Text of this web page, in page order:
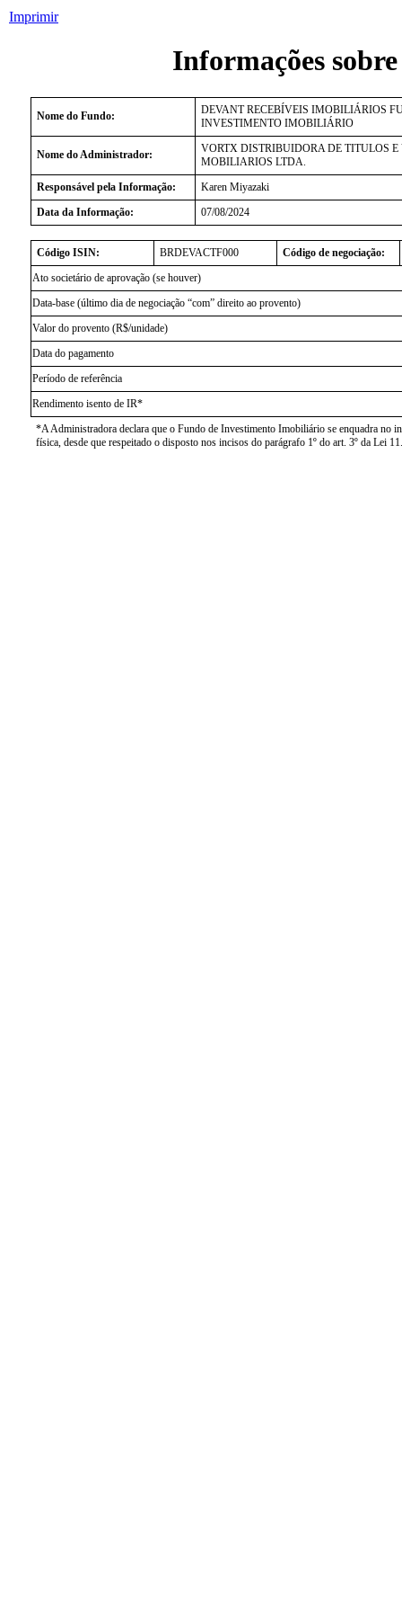
Imprimir
Informações
Nome do Fundo:
DEVANT RECEBÍVEIS IMOBILIÁRIOS
INVESTIMENTO IMOBILIÁRIO
Nome do Administrador:
VORTX DISTRIBUIDORA DE TITULOS E
MOBILIARIOS LTDA.
Responsável pela Informação:
Karen Miyazaki
Data da Informação:
07/08/2024
Código ISIN: BRDEVACTF000
Código de negociação:
Ato societário de aprovação (se houver)
Data-base (último dia de negociação “com” direito ao provento)
Valor do provento (R$/unidade)
Data do pagamento
Período de referência
Rendimento isento de IR*
*A Administradora declara que o Fundo de Investimento Imobiliário se enquadra no
física, desde que respeitado o disposto nos incisos do parágrafo 1º do art. 3º da Lei